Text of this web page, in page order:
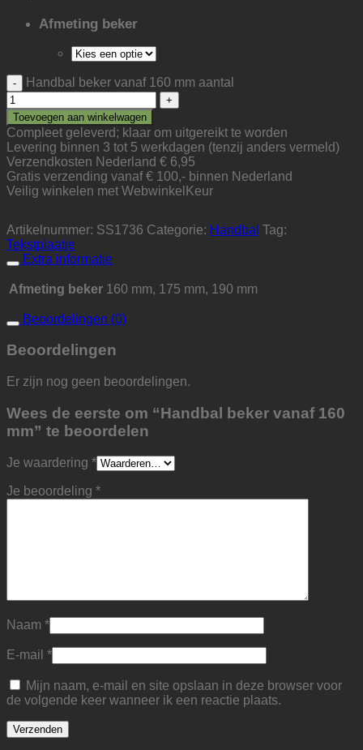
Afmeting beker
Handbal beker vanaf 160 mm aantal
Toevoegen aan winkelwagen
Compleet geleverd; klaar om uitgereikt te worden
Levering binnen 3 tot 5 werkdagen (tenzij anders vermeld)
Verzendkosten Nederland € 6,95
Gratis verzending vanaf € 100,- binnen Nederland
Veilig winkelen met WebwinkelKeur
Artikelnummer: SS1736 Categorie: Handbal Tag:
Tekstplaatje
Extra informatie
Afmeting beker 160 mm, 175 mm, 190 mm
Beoordelingen (0)
Beoordelingen
Er zijn nog geen beoordelingen.
Wees de eerste om “Handbal beker vanaf 160
mm” te beoordelen
Je waardering *
Je beoordeling *
Naam *
E-mail *
Mijn naam, e-mail en site opslaan in deze browser voor
de volgende keer wanneer ik een reactie plaats.